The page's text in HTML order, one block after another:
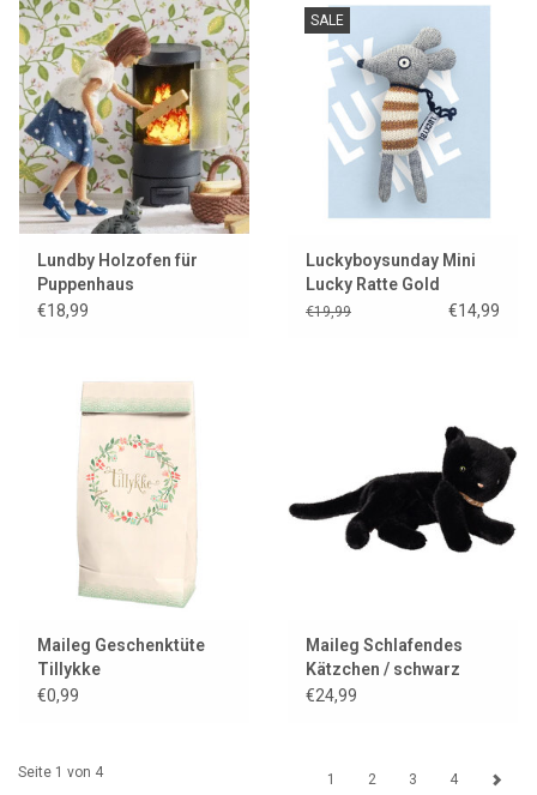
Lundby Holzofen für
Puppenhaus
€18,99
SALE
Luckyboysunday Mini
Lucky Ratte Gold
€19,99 €14,99
Maileg Geschenktüte
Tillykke
€0,99
Maileg Schlafendes
Kätzchen / schwarz
€24,99
Seite 1 von 4 1 2 3 4